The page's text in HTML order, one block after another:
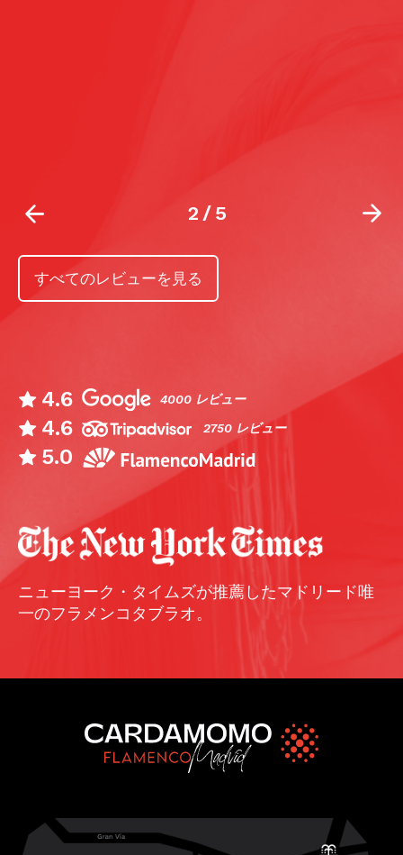
2/5
すべてのレビューを見る
4.6 4000 レビュー
4.6 2750 レビュー
5.0
ニューヨーク・タイムズが推薦したマドリード唯
一のフラメンコタブラオ。